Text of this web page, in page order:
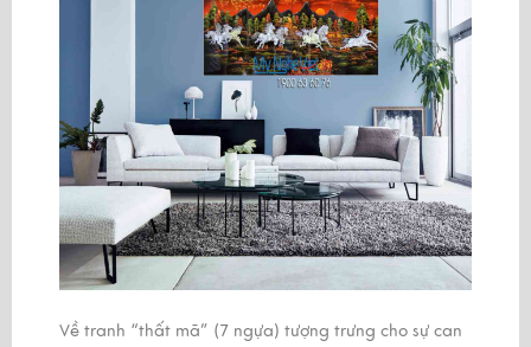
Về tranh “thất mã” (7 ngựa) tượng trưng cho sự can